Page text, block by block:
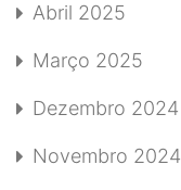
Abril 2025
Março 2025
Dezembro 2024
Novembro 2024